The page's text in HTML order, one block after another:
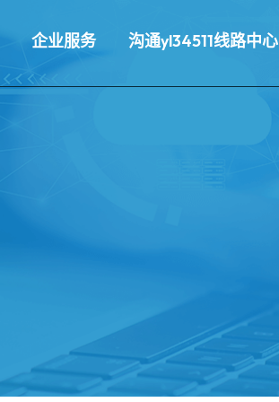
企业服务 沟通yl34511线路中心